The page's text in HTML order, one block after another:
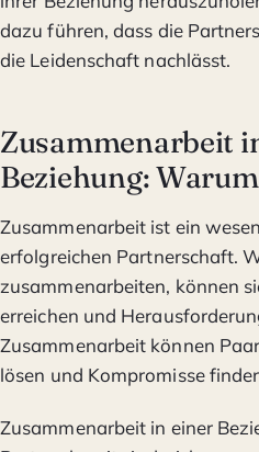
dazu führen, dass die
die Leidenschaft nachlässt.
Zusammenarbeit
Beziehung:
Zusammenarbeit ist ein
erfolgreichen Partnerschaft.
zusammenarbeiten, können
erreichen und
Zusammenarbeit können
lösen und Kompromisse
Zusammenarbeit in einer